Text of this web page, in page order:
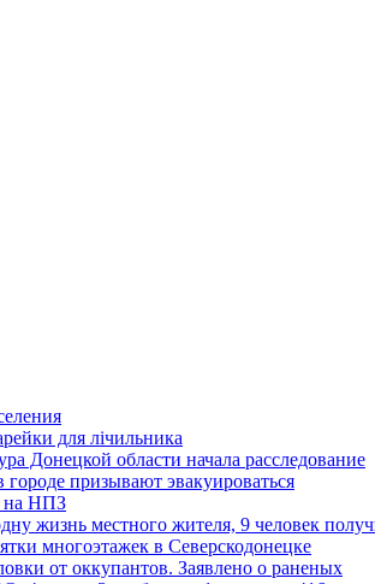
для лічильника
Донецкой области начала расследование
призывают эвакуироваться
на НПЗ
жизнь местного жителя, 9 человек
многоэтажек в Северскодонецке
от оккупантов. Заявлено о раненых